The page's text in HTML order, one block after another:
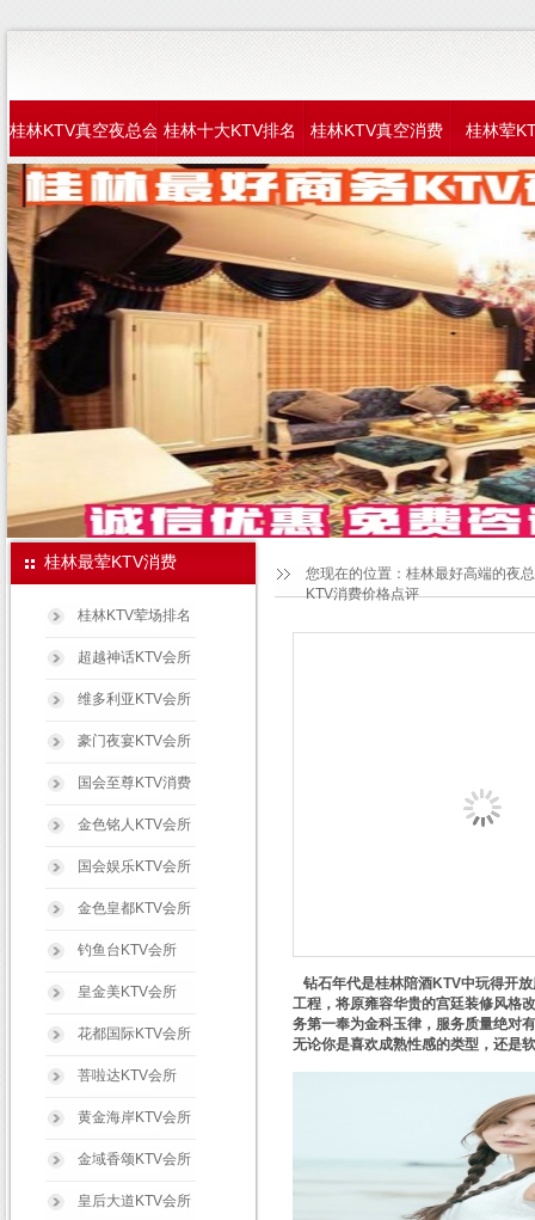
桂林KTV真空夜总会 桂林十大KTV排名 桂林KTV真空消费 桂林荤
桂林最荤KTV消费
桂林KTV荤场排名
超越神话KTV会所
维多利亚KTV会所
豪门夜宴KTV会所
国会至尊KTV消费
金色铭人KTV会所
国会娱乐KTV会所
金色皇都KTV会所
钓鱼台KTV会所
皇金美KTV会所
花都国际KTV会所
菩啦达KTV会所
黄金海岸KTV会所
金域香颂KTV会所
皇后大道KTV会所
您现在的位置： 桂林最好高端的夜
KTV消费价格点评
钻石年代是桂林陪酒KTV中玩得开
工程，将原雍容华贵的宫廷装修风格
务第一奉为金科玉律，服务质量绝对
无论你是喜欢成熟性感的类型，还是